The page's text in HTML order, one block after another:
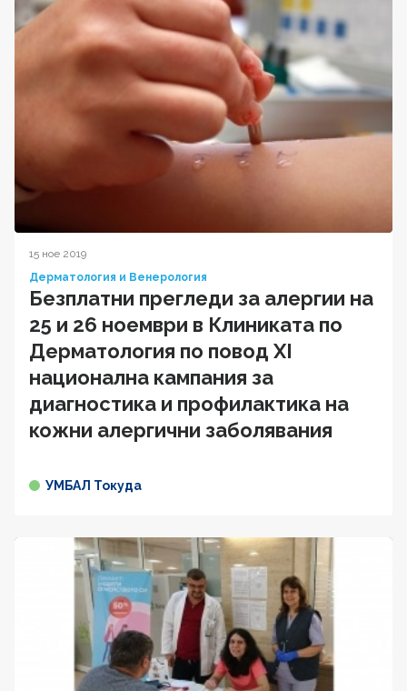
15 ное 2019
Дерматология и Венерология
Безплатни прегледи за алергии на
25 и 26 ноември в Клиниката по
Дерматология по повод XI
национална кампания за
диагностика и профилактика на
кожни алергични заболявания
УМБАЛ Токуда